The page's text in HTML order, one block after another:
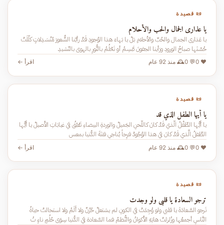
📜 قصيدة
يا عذارى الجمال والحب والأحلام
يا عَذارى الجمال والحُبِّ والأحلامِ بَلْ يا بَهاءَ هذا الوُجودِ قَدْ رأيْنا الشُّعورَ مُنْسَدِلاتٍ كلّلَتْ
حُسْنَها صباحُ الورودِ ورَأينا الجفونَ تَبْسِمُ أو تَحْلُمُ بالنُّورِ بالهوى بالنّشيدِ
❤️ 0
💬 0 🕰️ منذ 92 عام اقرأ ←
📜 قصيدة
يا أيها الطفل الذي قد
يا أَيُّها الطِّفْلُ الَّذي قَدْ كانَ كاللَّحنِ الجَميلْ والوردةِ البيضاءِ تَعْبُقُ في غيابَاتِ الأَصيلْ يا أَيُّها
الطِّفلُ الَّذي قَدْ كانَ في هذا الوُجُودْ فرِحاً يُناجي فتنَةَ الدُّنيا بمعس
❤️ 0
💬 0 🕰️ منذ 92 عام اقرأ ←
📜 قصيدة
ترجو السعادة يا قلبي ولو وجدت
تَرجو السَّعادَةَ يا قلبي ولو وُجِدَتْ في الكونِ لم يشتعلْ حُزْنٌ ولا أَلَمُ ولا استحالتْ حياةُ
النَّاسِ أجمعُها وزُلزلتْ هاتِهِ الأَكوانُ والنُّظمُ فما السَّعادة في الدُّنيا سِوَى حُلُمٍ ناءٍ تُ